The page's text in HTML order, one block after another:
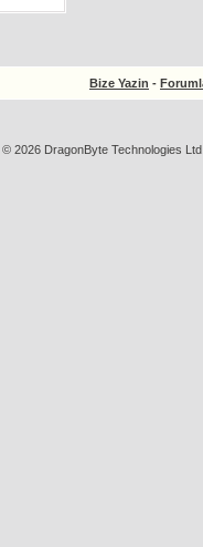
Bize Yazin -
2026 DragonByte Technologies Ltd.